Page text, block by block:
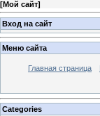
[Мой сайт]
Вход на сайт
Меню сайта
Главная страница
Categories